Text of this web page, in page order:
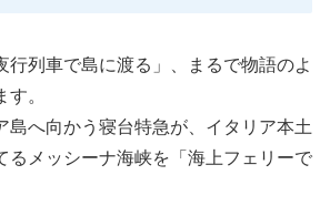
行列車で島に渡る」、まるで物語のよ
。
島へ向かう寝台特急が、イタリア本土
るメッシーナ海峡を「海上フェリーで